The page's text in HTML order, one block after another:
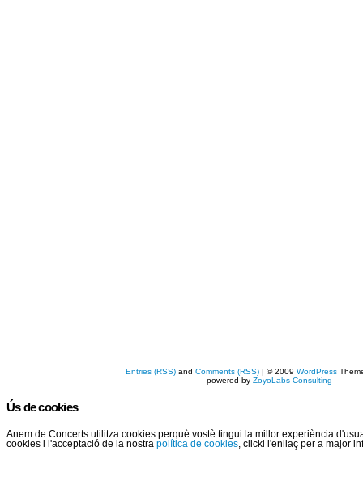
Entries (RSS) andComments (RSS) | © 2009WordPress
powered byZoyoLabs Consulting
Ús de cookies
Anem de Concerts utilitza cookies perquè vostè tingui la millor experiència
cookies i l'acceptació de la nostra política de cookies , clicki l'enllaç per a major